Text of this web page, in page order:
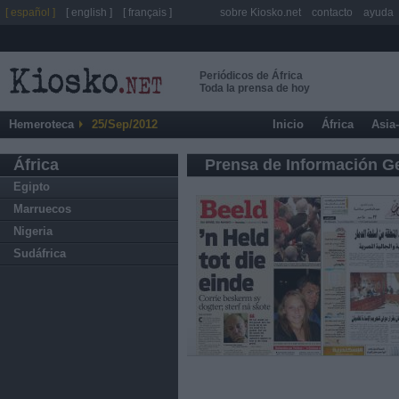
Periódicos de África
Toda la prensa de hoy
Hemeroteca 25/Sep/2012 Inicio África
África
Egipto
Marruecos
Nigeria
Sudáfrica
Prensa de Información
[ español ] [ english ] [ français ] sobre Kiosko.net contacto ayuda